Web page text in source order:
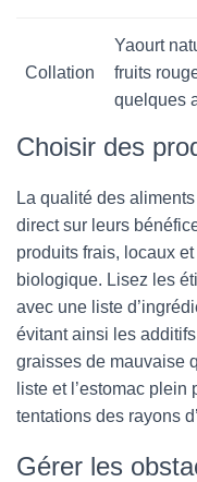
Collation
Yaourt
fruits
quelques
Choisir des
La qualité des
direct sur leurs
produits frais, locaux
biologique. Lisez les
avec une liste
évitant ainsi les
graisses de mauvaise
liste et l’estomac
tentations des rayons
Gérer les